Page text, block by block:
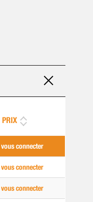
PRIX
vous connecter
vous connecter
vous connecter